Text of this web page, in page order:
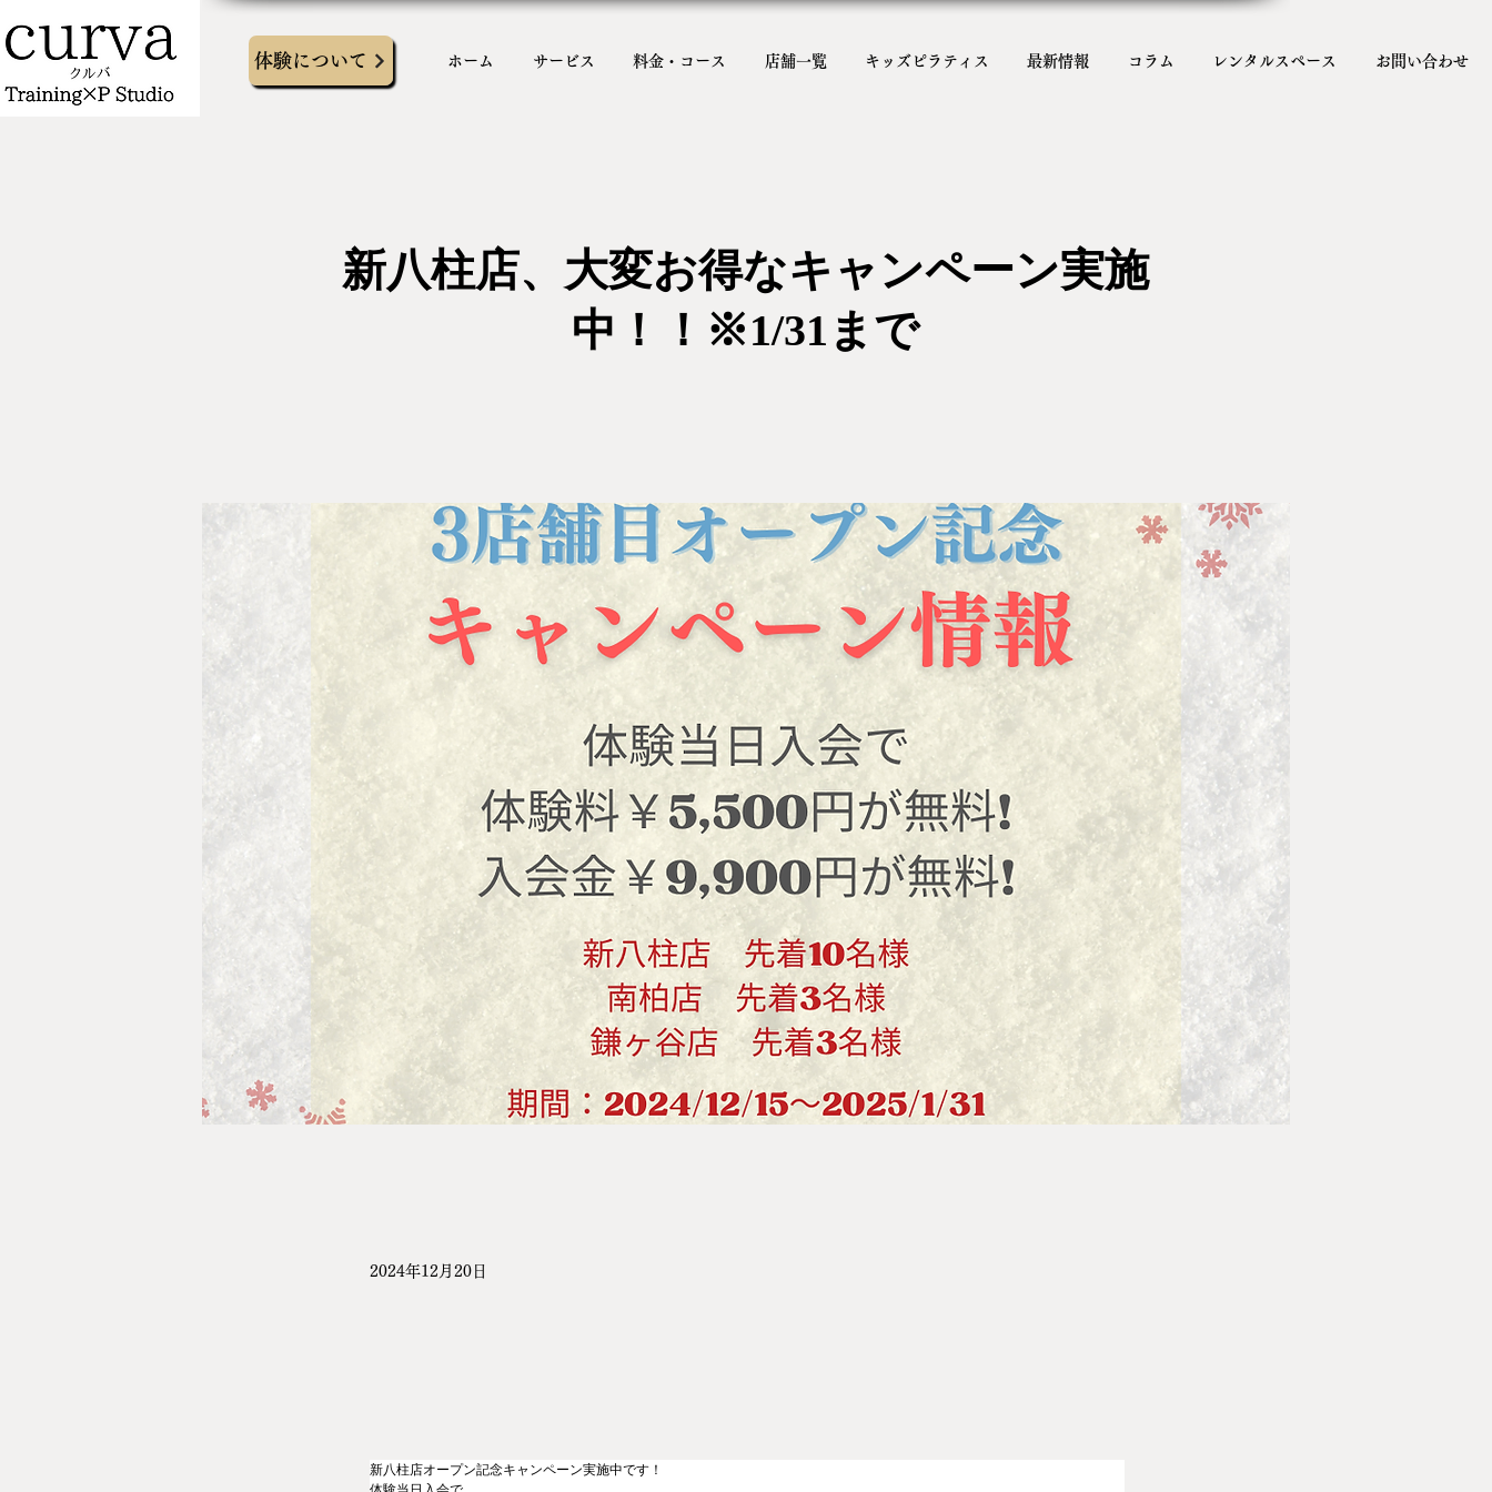
体験について ホーム サービス 料金・コース 店舗一覧 キッズピラティス 最新情報 コラム レンタルスペース お問い合わせ
新八柱店、大変お得なキャンペーン実施
中！！※1/31まで
2024年12月20日
新八柱店オープン記念キャンペーン実施中です！